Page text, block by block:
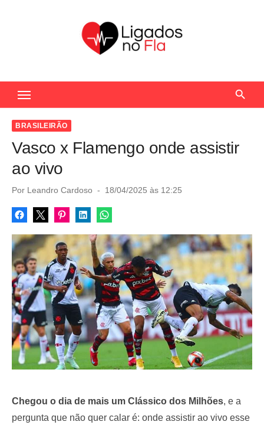
c
BRASILEIRÃO
Vasco x Flamengo onde assistir
ao vivo
Por Leandro Cardoso
P
s
t
d
o
n
18/04/2025 às 12:25
Chegou o dia de mais um Clássico dos Milhões, e a
pergunta que não quer calar é: onde assistir ao vivo esse